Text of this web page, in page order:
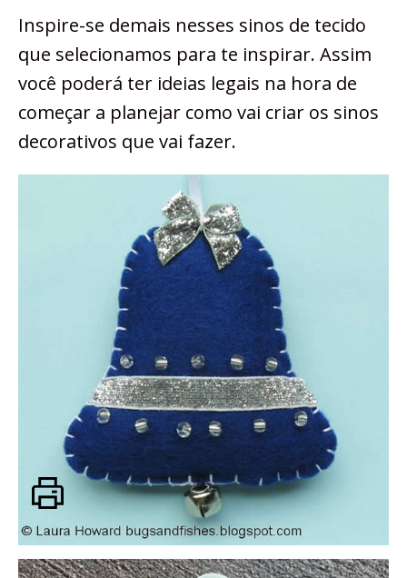
Inspire-se demais nesses sinos de tecido
que selecionamos para te inspirar. Assim
você poderá ter ideias legais na hora de
começar a planejar como vai criar os sinos
decorativos que vai fazer.